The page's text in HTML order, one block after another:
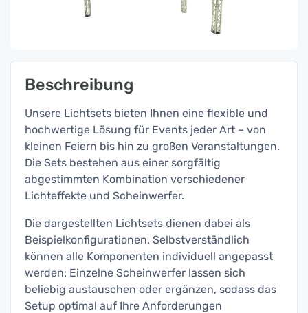
Beschreibung
Unsere Lichtsets bieten Ihnen eine flexible und
hochwertige Lösung für Events jeder Art – von
kleinen Feiern bis hin zu großen Veranstaltungen.
Die Sets bestehen aus einer sorgfältig
abgestimmten Kombination verschiedener
Lichteffekte und Scheinwerfer.
Die dargestellten Lichtsets dienen dabei als
Beispielkonfigurationen. Selbstverständlich
können alle Komponenten individuell angepasst
werden: Einzelne Scheinwerfer lassen sich
beliebig austauschen oder ergänzen, sodass das
Setup optimal auf Ihre Anforderungen